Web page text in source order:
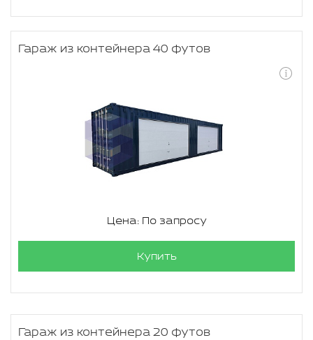
Гараж из контейнера 40 футов
Цена: По запросу
Купить
Гараж из контейнера 20 футов